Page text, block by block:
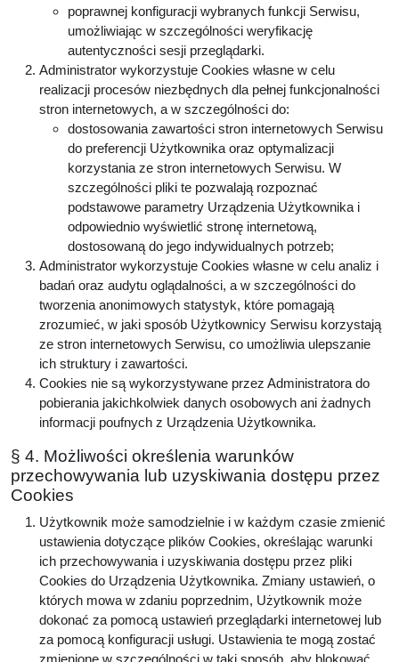
poprawnej konfiguracji wybranych funkcji Serwisu,
umożliwiając w szczególności weryfikację
autentyczności sesji przeglądarki.
Administrator wykorzystuje Cookies własne w celu
realizacji procesów niezbędnych dla pełnej funkcjonalności
stron internetowych, a w szczególności do:
dostosowania zawartości stron internetowych Serwisu
do preferencji Użytkownika oraz optymalizacji
korzystania ze stron internetowych Serwisu. W
szczególności pliki te pozwalają rozpoznać
podstawowe parametry Urządzenia Użytkownika i
odpowiednio wyświetlić stronę internetową,
dostosowaną do jego indywidualnych potrzeb;
Administrator wykorzystuje Cookies własne w celu analiz i
badań oraz audytu oglądalności, a w szczególności do
tworzenia anonimowych statystyk, które pomagają
zrozumieć, w jaki sposób Użytkownicy Serwisu korzystają
ze stron internetowych Serwisu, co umożliwia ulepszanie
ich struktury i zawartości.
Cookies nie są wykorzystywane przez Administratora do
pobierania jakichkolwiek danych osobowych ani żadnych
informacji poufnych z Urządzenia Użytkownika.
§ 4. Możliwości określenia warunków
przechowywania lub uzyskiwania dostępu przez
Cookies
Użytkownik może samodzielnie i w każdym czasie zmienić
ustawienia dotyczące plików Cookies, określając warunki
ich przechowywania i uzyskiwania dostępu przez pliki
Cookies do Urządzenia Użytkownika. Zmiany ustawień, o
których mowa w zdaniu poprzednim, Użytkownik może
dokonać za pomocą ustawień przeglądarki internetowej lub
za pomocą konfiguracji usługi. Ustawienia te mogą zostać
zmienione w szczególności w taki sposób, aby blokować